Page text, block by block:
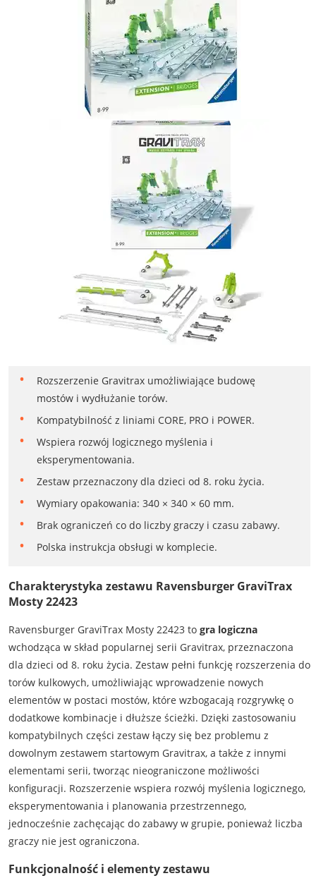
Rozszerzenie Gravitrax umożliwiające budowę
mostów i wydłużanie torów.
Kompatybilność z liniami CORE, PRO i POWER.
Wspiera rozwój logicznego myślenia i
eksperymentowania.
Zestaw przeznaczony dla dzieci od 8. roku życia.
Wymiary opakowania: 340 × 340 × 60 mm.
Brak ograniczeń co do liczby graczy i czasu zabawy.
Polska instrukcja obsługi w komplecie.
Charakterystyka zestawu Ravensburger GraviTrax
Mosty 22423
Ravensburger GraviTrax Mosty 22423 to gra logiczna
wchodząca w skład popularnej serii Gravitrax, przeznaczona
dla dzieci od 8. roku życia. Zestaw pełni funkcję rozszerzenia do
torów kulkowych, umożliwiając wprowadzenie nowych
elementów w postaci mostów, które wzbogacają rozgrywkę o
dodatkowe kombinacje i dłuższe ścieżki. Dzięki zastosowaniu
kompatybilnych części zestaw łączy się bez problemu z
dowolnym zestawem startowym Gravitrax, a także z innymi
elementami serii, tworząc nieograniczone możliwości
konfiguracji. Rozszerzenie wspiera rozwój myślenia logicznego,
eksperymentowania i planowania przestrzennego,
jednocześnie zachęcając do zabawy w grupie, ponieważ liczba
graczy nie jest ograniczona.
Funkcjonalność i elementy zestawu